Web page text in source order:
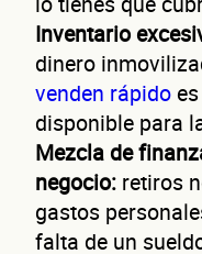
Inventario
dinero
venden rápido
disponible para
Mezcla de
negocio: retiros
gastos
falta de un